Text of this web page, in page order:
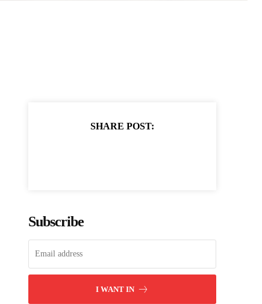
SHARE POST:
Subscribe
I WANT IN